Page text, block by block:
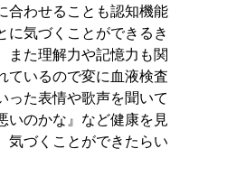
合わせることも認知機能
に気づくことができるき
また理解力や記憶力も関
ているので変に血液検査
った表情や歌声を聞いて
いのかな』など健康を見
気づくことができたらい